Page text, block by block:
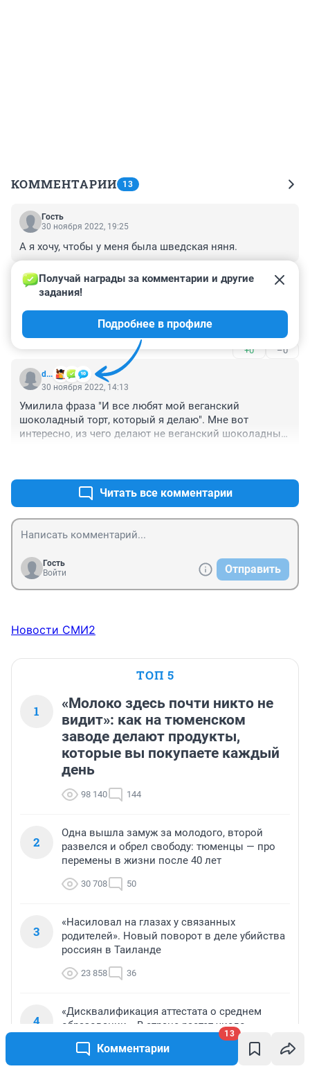
Комментарии
13
КОММЕНТАРИИ 13
Гость
30 ноября 2022, 19:25
А я хочу, чтобы у меня была шведская няня.
–0
Гость
+0 –0
d...
Получай награды за комментарии и другие
задания!
Подробнее в профиле
30 ноября 2022, 14:13
Умилила фраза "И все любят мой веганский
шоколадный торт, который я делаю". Мне вот
интересно, из чего делают не веганский шоколадный
Читать все комментарии
Гость
Войти
Отправить
Новости СМИ2
ТОП 5
1
«Молоко здесь почти никто не
видит»: как на тюменском
заводе делают продукты,
которые вы покупаете каждый
день
98 140 144
2
Одна вышла замуж за молодого, второй
развелся и обрел свободу: тюменцы — про
перемены в жизни после 40 лет
30 708 50
3
«Насиловал на глазах у связанных
родителей». Новый поворот в деле убийства
россиян в Таиланде
23 858 36
4
«Дисквалификация аттестата о среднем
образовании». В стране растет число
стобалльников ЕГЭ — почему это не повод
для радости